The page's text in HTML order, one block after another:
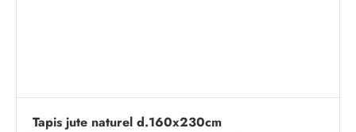
Tapis jute naturel d.160x230cm